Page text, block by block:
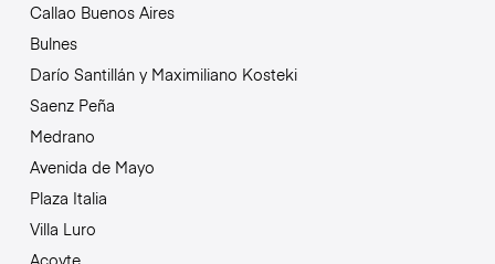
Callao Buenos Aires
Bulnes
Darío Santillán y Maximiliano Kosteki
Saenz Peña
Medrano
Avenida de Mayo
Plaza Italia
Villa Luro